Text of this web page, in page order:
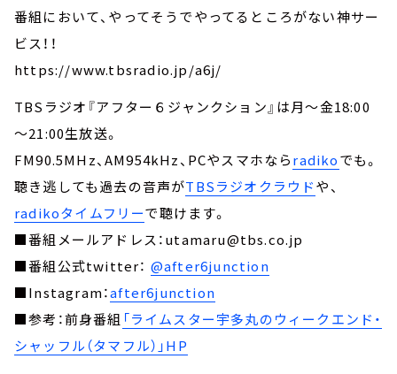
番組において、やってそうでやってるところがない神サー
ビス！！
https://www.tbsradio.jp/a6j/
TBSラジオ『アフター６ジャンクション』は月～金18:00
～21:00生放送。
FM90.5MHz、AM954kHz、PCやスマホならradikoでも。
聴き逃しても過去の音声がTBSラジオクラウドや、
radikoタイムフリーで聴けます。
■番組メールアドレス：utamaru@tbs.co.jp
■番組公式twitter： @after6junction
■Instagram：after6junction
■参考：前身番組 「ライムスター宇多丸のウィークエンド・
シャッフル（タマフル）」HP